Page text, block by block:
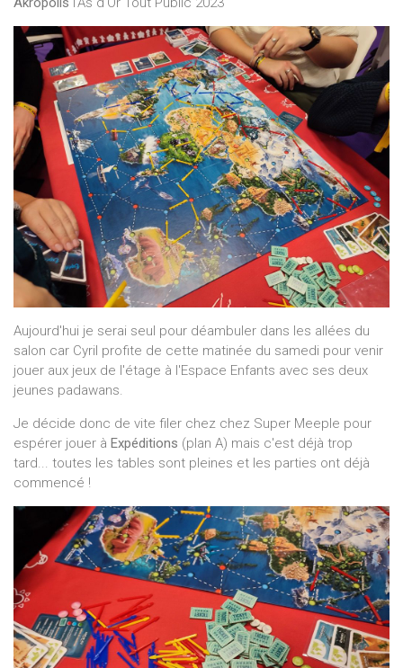
Aujourd'hui je serai seul pour déambuler dans les allées du
salon car Cyril profite de cette matinée du samedi pour venir
jouer aux jeux de l'étage à l'Espace Enfants avec ses deux
jeunes padawans.
Je décide donc de vite filer chez chez Super Meeple pour
espérer jouer à Expéditions (plan A) mais c'est déjà trop
tard... toutes les tables sont pleines et les parties ont déjà
commencé !